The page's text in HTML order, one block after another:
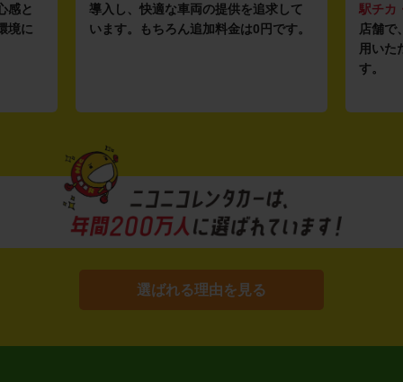
感と
境に
導入し、快適な車両の提供を追求して
います。もちろん追加料金は0円です。
駅チカ
店舗で
用いた
す。
選ばれる理由を見る